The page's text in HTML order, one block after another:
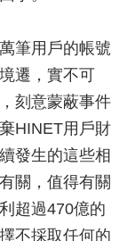
筆用戶的帳號
遷，實不可
刻意蒙蔽事件
HINET用戶財
發生的這些相
關，值得有關
超過470億的
不採取任何的